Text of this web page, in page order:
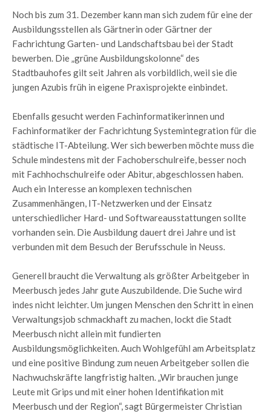
Noch bis zum 31. Dezember kann man sich zudem für eine der
Ausbildungsstellen als Gärtnerin oder Gärtner der
Fachrichtung Garten- und Landschaftsbau bei der Stadt
bewerben. Die „grüne Ausbildungskolonne“ des
Stadtbauhofes gilt seit Jahren als vorbildlich, weil sie die
jungen Azubis früh in eigene Praxisprojekte einbindet.
Ebenfalls gesucht werden Fachinformatikerinnen und
Fachinformatiker der Fachrichtung Systemintegration für die
städtische IT-Abteilung. Wer sich bewerben möchte muss die
Schule mindestens mit der Fachoberschulreife, besser noch
mit Fachhochschulreife oder Abitur, abgeschlossen haben.
Auch ein Interesse an komplexen technischen
Zusammenhängen, IT-Netzwerken und der Einsatz
unterschiedlicher Hard- und Softwareausstattungen sollte
vorhanden sein. Die Ausbildung dauert drei Jahre und ist
verbunden mit dem Besuch der Berufsschule in Neuss.
Generell braucht die Verwaltung als größter Arbeitgeber in
Meerbusch jedes Jahr gute Auszubildende. Die Suche wird
indes nicht leichter. Um jungen Menschen den Schritt in einen
Verwaltungsjob schmackhaft zu machen, lockt die Stadt
Meerbusch nicht allein mit fundierten
Ausbildungsmöglichkeiten. Auch Wohlgefühl am Arbeitsplatz
und eine positive Bindung zum neuen Arbeitgeber sollen die
Nachwuchskräfte langfristig halten. „Wir brauchen junge
Leute mit Grips und mit einer hohen Identifikation mit
Meerbusch und der Region“, sagt Bürgermeister Christian